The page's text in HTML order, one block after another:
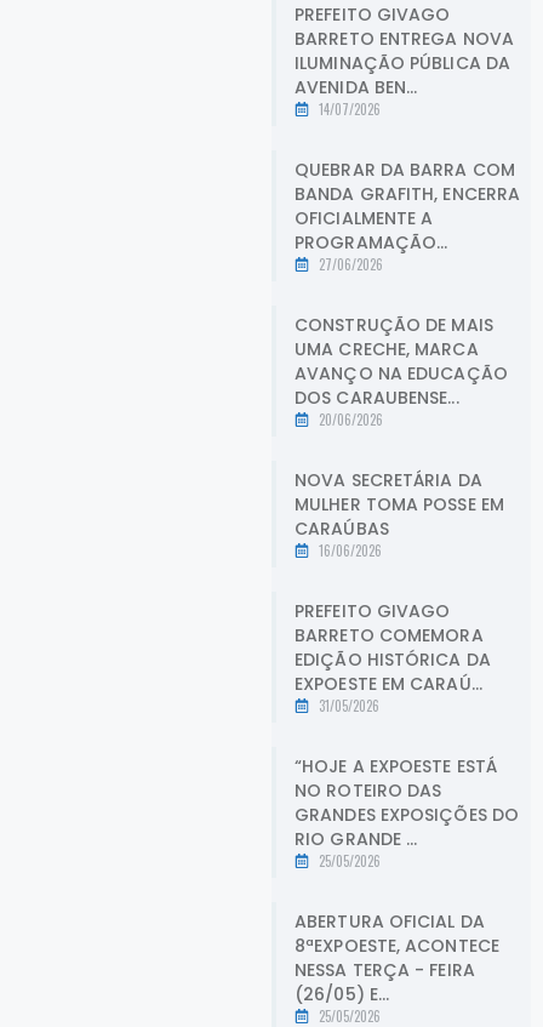
PREFEITO GIVAGO
BARRETO ENTREGA NOVA
ILUMINAÇÃO PÚBLICA DA
AVENIDA BEN...
14/07/2026
QUEBRAR DA BARRA COM
BANDA GRAFITH, ENCERRA
OFICIALMENTE A
PROGRAMAÇÃO...
27/06/2026
CONSTRUÇÃO DE MAIS
UMA CRECHE, MARCA
AVANÇO NA EDUCAÇÃO
DOS CARAUBENSE...
20/06/2026
NOVA SECRETÁRIA DA
MULHER TOMA POSSE EM
CARAÚBAS
16/06/2026
PREFEITO GIVAGO
BARRETO COMEMORA
EDIÇÃO HISTÓRICA DA
EXPOESTE EM CARAÚ...
31/05/2026
“HOJE A EXPOESTE ESTÁ
NO ROTEIRO DAS
GRANDES EXPOSIÇÕES DO
RIO GRANDE ...
25/05/2026
ABERTURA OFICIAL DA
8ªEXPOESTE, ACONTECE
NESSA TERÇA - FEIRA
(26/05) E...
25/05/2026